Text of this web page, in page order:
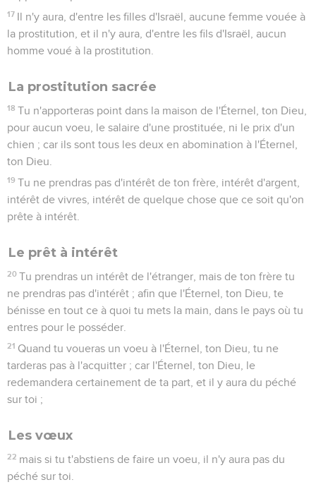
17 Il n'y aura, d'entre les filles d'Israël, aucune femme vouée à
la prostitution, et il n'y aura, d'entre les fils d'Israël, aucun
homme voué à la prostitution.
La prostitution sacrée
18 Tu n'apporteras point dans la maison de l'Éternel, ton Dieu,
pour aucun voeu, le salaire d'une prostituée, ni le prix d'un
chien ; car ils sont tous les deux en abomination à l'Éternel,
ton Dieu.
19 Tu ne prendras pas d'intérêt de ton frère, intérêt d'argent,
intérêt de vivres, intérêt de quelque chose que ce soit qu'on
prête à intérêt.
Le prêt à intérêt
20 Tu prendras un intérêt de l'étranger, mais de ton frère tu
ne prendras pas d'intérêt ; afin que l'Éternel, ton Dieu, te
bénisse en tout ce à quoi tu mets la main, dans le pays où tu
entres pour le posséder.
21 Quand tu voueras un voeu à l'Éternel, ton Dieu, tu ne
tarderas pas à l'acquitter ; car l'Éternel, ton Dieu, le
redemandera certainement de ta part, et il y aura du péché
sur toi ;
Les vœux
22 mais si tu t'abstiens de faire un voeu, il n'y aura pas du
péché sur toi.